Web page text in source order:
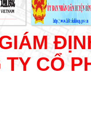
TY CỔ